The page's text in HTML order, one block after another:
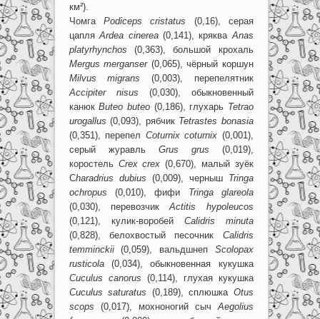
км²).
ЧомгаPodiceps cristatus (0,16), серая
цапляArdea cinerea (0,141), кряква Anas
platyrhynchos
(0,363), большой крохаль
Mergus merganser (0,065), чёрный коршун
Milvus
migrans
(0,003), перепелятник
Accipiter
nisus
(0,030), обыкновенный
канюкButeo buteo (0,186), глухарь Tetrao
urogallus (0,093), рябчик Tetrastes bonasia
(0,351), перепел Coturnix coturnix (0,001),
серый журавль Grus grus
(0,019),
коростель Crex crex (0,670), малый зуёк
Сharadrius dubius (0,009), черныш Tringa
ochropus
(0,010), фифи Tringa
glareola
(0,030), перевозчикActitis
hypoleucos
(0,121), кулик-воробей Calidris
minuta
(0,828), белохвостый песочник Calidris
temminckii
(0,059), вальдшнеп Scolopax
rusticola(0,034), обыкновенная кукушка
Cuculus canorus (0,114), глухая кукушка
Cuculus saturatus (0,189), сплюшка Otus
scops (0,017), мохноногий сыч Aegolius